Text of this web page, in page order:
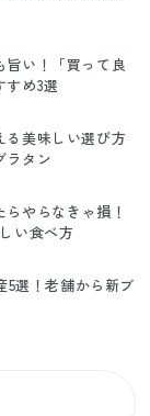
旨い！「買って良
すめ3選
る美味しい選び方
ラタン
やらなきゃ損！
い食べ方
5選！老舗から新ブ